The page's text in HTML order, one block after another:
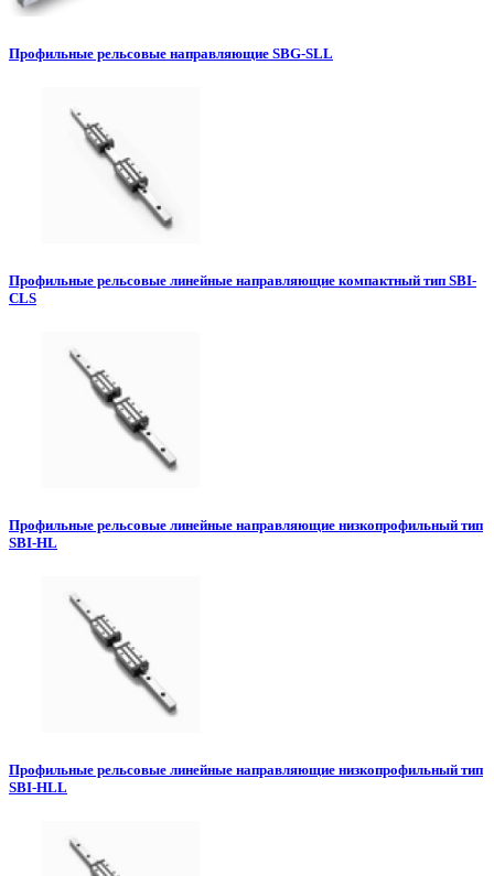
Профильные рельсовые направляющие SBG-SLL
Профильные рельсовые линейные направляющие компактный тип SBI-
CLS
Профильные рельсовые линейные направляющие низкопрофильный тип
SBI-HL
Профильные рельсовые линейные направляющие низкопрофильный тип
SBI-HLL